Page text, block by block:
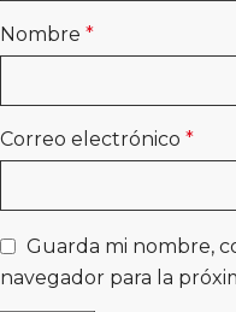
Nombre *
Correo electrónico *
Guarda mi nombre,
navegador para la